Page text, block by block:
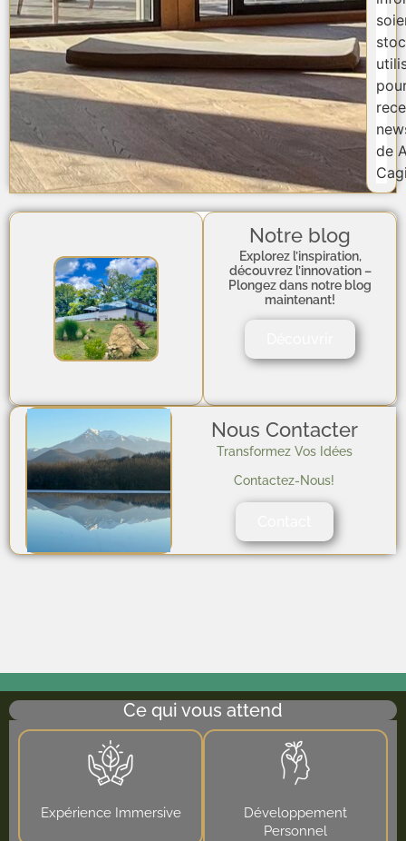
de
Notre blog
Explorez l’inspiration,
découvrez l’innovation –
Plongez dans notre blog
maintenant!
Nous Contacter
Transformez Vos Idées
Contactez-Nous!
Ce qui vous attend
Expérience Immersive
Développement
Personnel